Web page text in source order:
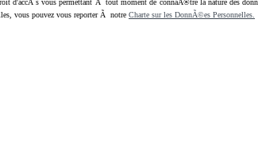
vous permettant Ã tout moment de connaÃ®tre la nature des
vous pouvez vous reporter Ã notre Charte sur les DonnÃ©es Personnelles.